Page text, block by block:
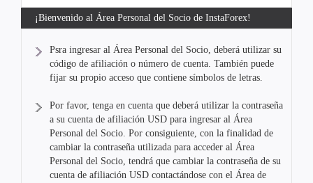
¡Bienvenido al Área Personal del Socio de InstaForex!
Psra ingresar al Área Personal del Socio, deberá utilizar su
código de afiliación o número de cuenta. También puede
fijar su propio acceso que contiene símbolos de letras.
Por favor, tenga en cuenta que deberá utilizar la contraseña
a su cuenta de afiliación USD para ingresar al Área
Personal del Socio. Por consiguiente, con la finalidad de
cambiar la contraseña utilizada para acceder al Área
Personal del Socio, tendrá que cambiar la contraseña de su
cuenta de afiliación USD contactándose con el Área de